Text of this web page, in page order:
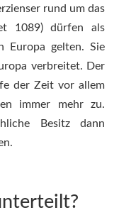
rund um das
1089) dürfen als
Europa gelten. Sie
verbreitet. Der
der Zeit vor allem
immer mehr zu.
Besitz dann